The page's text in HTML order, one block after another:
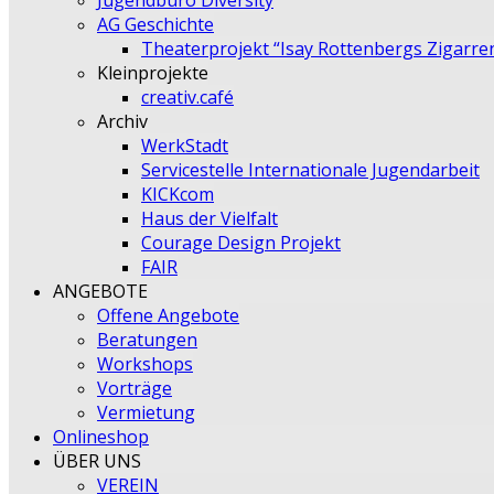
AG Geschichte
Theaterprojekt “Isay Rottenbergs
Kleinprojekte
creativ.café
Archiv
WerkStadt
Servicestelle Internationale Jugendarbeit
KICKcom
Haus der Vielfalt
Courage Design Projekt
FAIR
ANGEBOTE
Offene Angebote
Beratungen
Workshops
Vorträge
Vermietung
Onlineshop
ÜBER UNS
VEREIN